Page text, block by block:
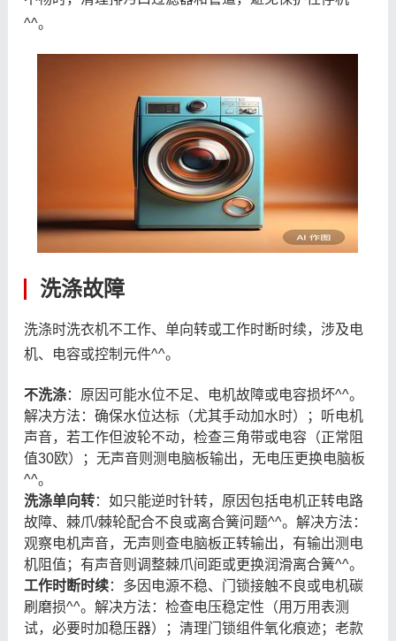
^^。
洗涤故障
洗涤时洗衣机不工作、单向转或工作时断时续，涉及电
机、电容或控制元件^^。
不洗涤：原因可能水位不足、电机故障或电容损坏^^。
解决方法：确保水位达标（尤其手动加水时）；听电机
声音，若工作但波轮不动，检查三角带或电容（正常阻
值30欧）；无声音则测电脑板输出，无电压更换电脑板
^^。
洗涤单向转：如只能逆时针转，原因包括电机正转电路
故障、棘爪/棘轮配合不良或离合簧问题^^。解决方法：
观察电机声音，无声则查电脑板正转输出，有输出测电
机阻值；有声音则调整棘爪间距或更换润滑离合簧^^。
工作时断时续：多因电源不稳、门锁接触不良或电机碳
刷磨损^^。解决方法：检查电压稳定性（用万用表测
试，必要时加稳压器）；清理门锁组件氧化痕迹；老款